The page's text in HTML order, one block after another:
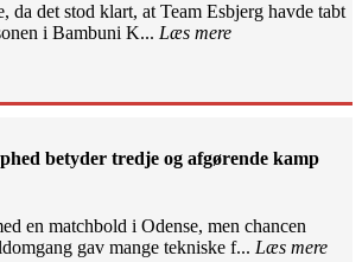
da det stod klart, at Team Esbjerg havde tabt
i Bambuni K... Læs mere
betyder tredje og afgørende kamp
en matchbold i Odense, men chancen
gav mange tekniske f... Læs mere